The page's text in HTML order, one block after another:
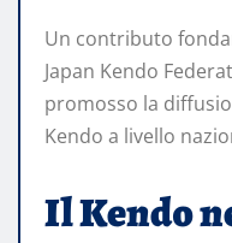
Un contributo
Japan Kendo
promosso la
Kendo a livello
Il Kendo